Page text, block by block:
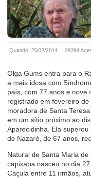
Quando: 25/02/2014 29294
Olga Gums entra para o
a mais idosa com
país, com 77 anos e nove
registrado em fevereiro de
moradora de Santa
em um sítio próximo ao
Aparecidinha. Ela
de Nazaré, de 67 anos,
Natural de Santa Maria de
capixaba nasceu no dia
Caçula entre 11 irmãos,